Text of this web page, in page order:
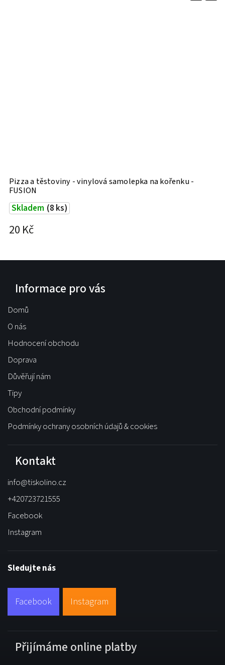
Pizza a těstoviny - vinylová samolepka na kořenku -
FUSION
Skladem (8 ks)
20 Kč
Informace pro vás
Domů
O nás
Hodnocení obchodu
Doprava
Důvěřují nám
Tipy
Obchodní podmínky
Podmínky ochrany osobních údajů & cookies
Kontakt
info@tiskolino.cz
+420723721555
Facebook
Instagram
Sledujte nás
Facebook Instagram
Přijímáme online platby